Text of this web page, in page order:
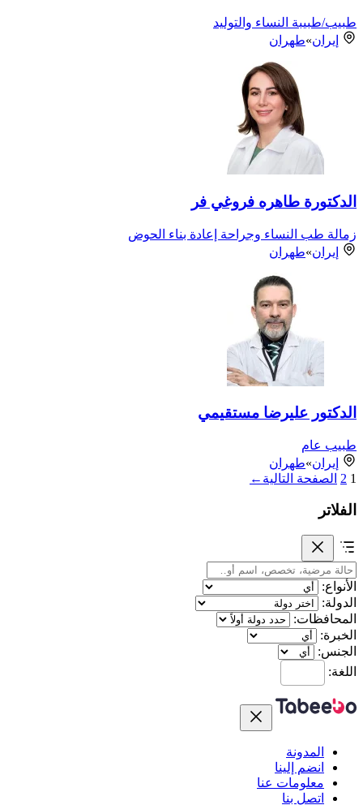
طبيب/طبيبة النساء والتوليد
إيران»طهران
الدكتورة طاهره فروغي فر
زمالة طب النساء وجراحة إعادة بناء الحوض
إيران»طهران
الدكتور عليرضا مستقيمي
طبيب عام
إيران»طهران
1
2 الصفحة التالية ←
الفلاتر
الأنواع:
الدولة:
المحافظات:
الخبرة:
الجنس:
اللغة:
المدونة
انضم إلينا
معلومات عنا
اتصل بنا